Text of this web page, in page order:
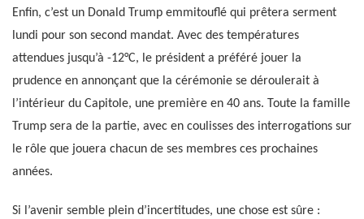
Enfin, c’est un Donald Trump emmitouflé qui prêtera serment
lundi pour son second mandat. Avec des températures
attendues jusqu’à -12°C, le président a préféré jouer la
prudence en annonçant que la cérémonie se déroulerait à
l’intérieur du Capitole, une première en 40 ans. Toute la famille
Trump sera de la partie, avec en coulisses des interrogations sur
le rôle que jouera chacun de ses membres ces prochaines
années.
Si l’avenir semble plein d’incertitudes, une chose est sûre :